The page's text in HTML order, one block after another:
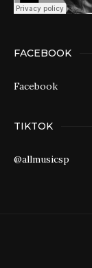
FACEBOOK
Facebook
TIKTOK
@allmusicsp